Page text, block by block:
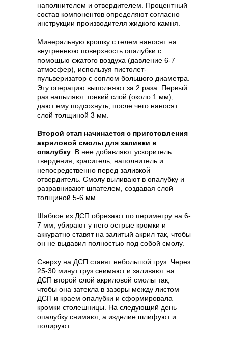
наполнителем и отвердителем. Процентный
состав компонентов определяют согласно
инструкции производителя жидкого камня.
Минеральную крошку с гелем наносят на
внутреннюю поверхность опалубки с
помощью сжатого воздуха (давление 6-7
атмосфер), используя пистолет-
пульверизатор с соплом большого диаметра.
Эту операцию выполняют за 2 раза. Первый
раз напыляют тонкий слой (около 1 мм),
дают ему подсохнуть, после чего наносят
слой толщиной 3 мм.
Второй этап начинается с приготовления
акриловой смолы для заливки в
опалубку . В нее добавляют ускоритель
твердения, краситель, наполнитель и
непосредственно перед заливкой –
отвердитель. Смолу выливают в опалубку и
разравнивают шпателем, создавая слой
толщиной 5-6 мм.
Шаблон из ДСП обрезают по периметру на 6-
7 мм, убирают у него острые кромки и
аккуратно ставят на залитый акрил так, чтобы
он не выдавил полностью под собой смолу.
Сверху на ДСП ставят небольшой груз. Через
25-30 минут груз снимают и заливают на
ДСП второй слой акриловой смолы так,
чтобы она затекла в зазоры между листом
ДСП и краем опалубки и сформировала
кромки столешницы. На следующий день
опалубку снимают, а изделие шлифуют и
полируют.